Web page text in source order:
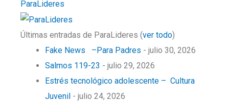
ParaLideres
Últimas entradas de ParaLideres (ver todo)
Fake News –Para Padres - julio 30, 2026
Salmos 119-23 - julio 29, 2026
Estrés tecnológico adolescente – Cultura
Juvenil - julio 24, 2026